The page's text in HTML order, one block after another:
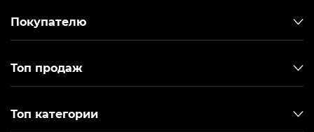
Покупателю
Топ продаж
Топ категории